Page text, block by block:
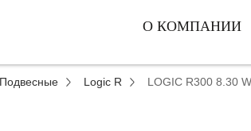
О КОМПАНИИ
Подвесные Logic R LOGIC R300 8.30